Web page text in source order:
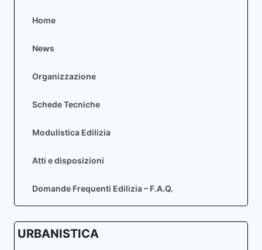
Home
News
Organizzazione
Schede Tecniche
Modulistica Edilizia
Atti e disposizioni
Domande Frequenti Edilizia – F.A.Q.
URBANISTICA